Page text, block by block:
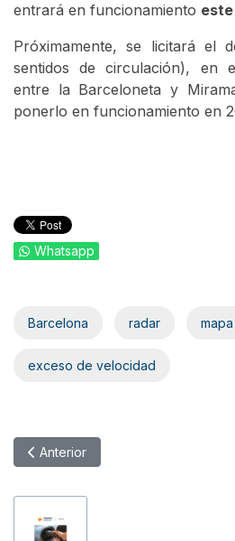
entrará en funcionamiento
Próximamente, se licitará el
sentidos de circulación), en
entre la Barceloneta y
ponerlo en funcionamiento en
Whatsapp
Barcelona radar
exceso de velocidad
Artículo anterior: ¿A cuánto se
Anterior